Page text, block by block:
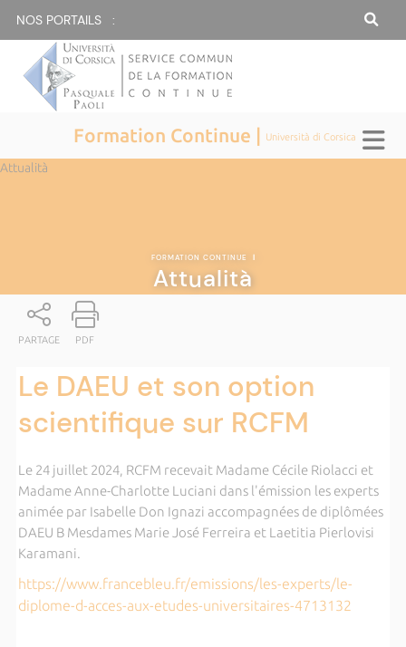
NOS PORTAILS :
Formation Continue | Università di Corsica
Attualità
FORMATION CONTINUE |
Attualità
PARTAGE PDF
Le DAEU et son option
scientifique sur RCFM
Le 24 juillet 2024, RCFM recevait Madame Cécile Riolacci et
Madame Anne-Charlotte Luciani dans l'émission les experts
animée par Isabelle Don Ignazi accompagnées de diplômées
DAEU B Mesdames Marie José Ferreira et Laetitia Pierlovisi
Karamani.
https://www.francebleu.fr/emissions/les-experts/le-
diplome-d-acces-aux-etudes-universitaires-4713132